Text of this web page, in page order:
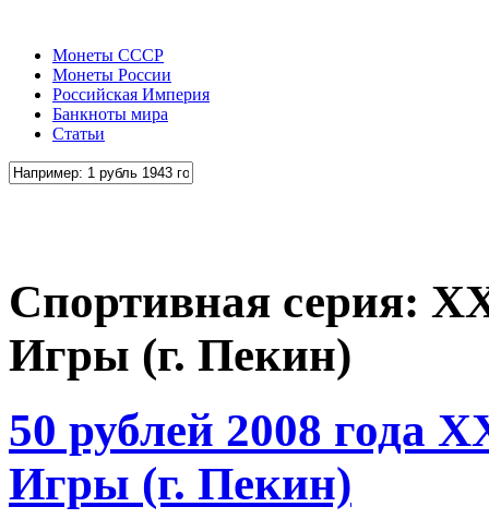
Монеты СССР
Монеты России
Российская Империя
Банкноты мира
Статьи
Спортивная серия:
Игры (г. Пекин)
50 рублей 2008 года
Игры (г. Пекин)